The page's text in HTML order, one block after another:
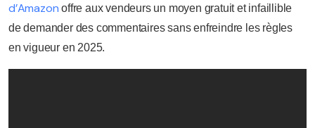
d’Amazon offre aux vendeurs un moyen gratuit et infaillible
de demander des commentaires sans enfreindre les règles
en vigueur en 2025.